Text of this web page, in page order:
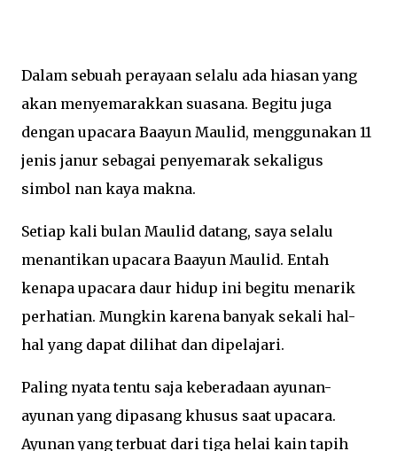
Dalam sebuah perayaan selalu ada hiasan yang
akan menyemarakkan suasana. Begitu juga
dengan upacara Baayun Maulid, menggunakan 11
jenis janur sebagai penyemarak sekaligus
simbol nan kaya makna.
Setiap kali bulan Maulid datang, saya selalu
menantikan upacara Baayun Maulid. Entah
kenapa upacara daur hidup ini begitu menarik
perhatian. Mungkin karena banyak sekali hal-
hal yang dapat dilihat dan dipelajari.
Paling nyata tentu saja keberadaan ayunan-
ayunan yang dipasang khusus saat upacara.
Ayunan yang terbuat dari tiga helai kain tapih